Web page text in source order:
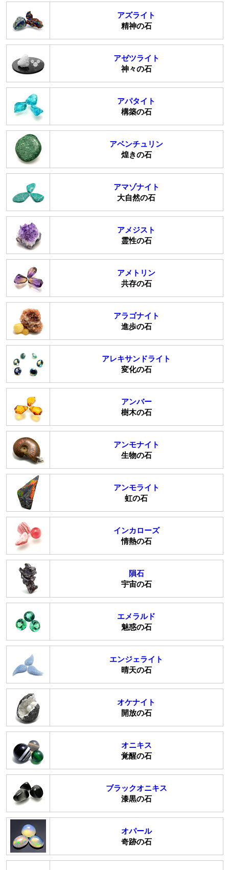
アズライト
精神の石
アゼツライト
神々の石
アパタイト
構築の石
アベンチュリン
煌きの石
アマゾナイト
大自然の石
アメジスト
霊性の石
アメトリン
共存の石
アラゴナイト
進歩の石
アレキサンドライト
変化の石
アンバー
樹木の石
アンモナイト
生物の石
アンモライト
虹の石
インカローズ
情熱の石
隕石
宇宙の石
エメラルド
魅惑の石
エンジェライト
晴天の石
オケナイト
開放の石
オニキス
覚醒の石
ブラックオニキス
漆黒の石
オパール
奇跡の石